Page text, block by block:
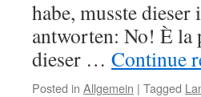
habe, musste
antworten: No! È
dieser … Continue
Posted in Allgemein | Tagged